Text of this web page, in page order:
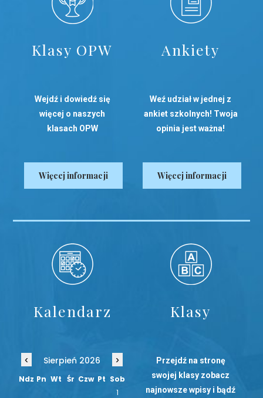
Klasy OPW
Wejdź i dowiedź się
więcej o naszych
klasach OPW
Więcej informacji
Ankiety
Weź udział w jednej z
ankiet szkolnych! Twoja
opinia jest ważna!
Więcej informacji
Kalendarz
‹ Sierpień 2026 ›
Ndz Pn Wt Śr Czw Pt Sob
1
Klasy
Przejdź na stronę
swojej klasy zobacz
najnowsze wpisy i bądź